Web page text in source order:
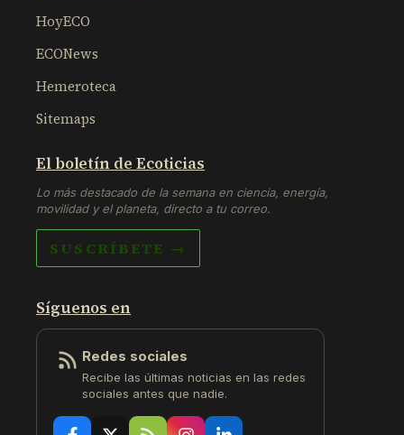
HoyECO
ECONews
Hemeroteca
Sitemaps
El boletín de Ecoticias
Lo más destacado de la semana en ciencia, energía,
movilidad y el planeta, directo a tu correo.
SUSCRÍBETE →
Síguenos en
Redes sociales
Recibe las últimas noticias en las redes
sociales antes que nadie.